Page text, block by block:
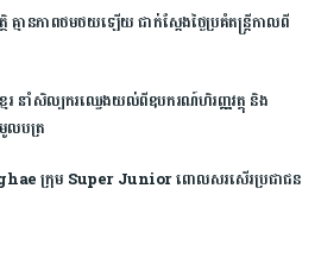
គ្មានភាពថមថយឡើយ ជាក់ស្ដែងថ្ងៃប្រគំតន្រ្តីកាលពី
រ នាំសិល្បករឈ្វេងយល់ពីឧបករណ៍ហិរញ្ញវត្ថុ និង
លបត្រ
ក្រុម Super Junior ពោលសរសើរប្រជាជន